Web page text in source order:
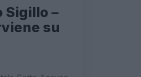
Sigillo –
su